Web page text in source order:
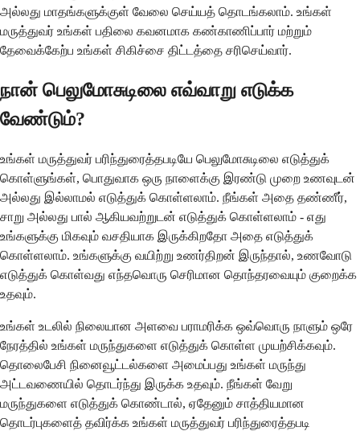
அல்லது மாதங்களுக்குள் வேலை செய்யத் தொடங்கலாம். உங்கள்
மருத்துவர் உங்கள் பதிலை கவனமாக கண்காணிப்பார் மற்றும்
தேவைக்கேற்ப உங்கள் சிகிச்சை திட்டத்தை சரிசெய்வார்.
நான் பெலுமோசுடிலை எவ்வாறு எடுக்க
வேண்டும்?
உங்கள் மருத்துவர் பரிந்துரைத்தபடியே பெலுமோசுடிலை எடுத்துக்
கொள்ளுங்கள், பொதுவாக ஒரு நாளைக்கு இரண்டு முறை உணவுடன்
அல்லது இல்லாமல் எடுத்துக் கொள்ளலாம். நீங்கள் அதை தண்ணீர்,
சாறு அல்லது பால் ஆகியவற்றுடன் எடுத்துக் கொள்ளலாம் - எது
உங்களுக்கு மிகவும் வசதியாக இருக்கிறதோ அதை எடுத்துக்
கொள்ளலாம். உங்களுக்கு வயிற்று உணர்திறன் இருந்தால், உணவோடு
எடுத்துக் கொள்வது எந்தவொரு செரிமான தொந்தரவையும் குறைக்க
உதவும்.
உங்கள் உடலில் நிலையான அளவை பராமரிக்க ஒவ்வொரு நாளும் ஒரே
நேரத்தில் உங்கள் மருந்துகளை எடுத்துக் கொள்ள முயற்சிக்கவும்.
தொலைபேசி நினைவூட்டல்களை அமைப்பது உங்கள் மருந்து
அட்டவணையில் தொடர்ந்து இருக்க உதவும். நீங்கள் வேறு
மருந்துகளை எடுத்துக் கொண்டால், ஏதேனும் சாத்தியமான
தொடர்புகளைத் தவிர்க்க உங்கள் மருத்துவர் பரிந்துரைத்தபடி